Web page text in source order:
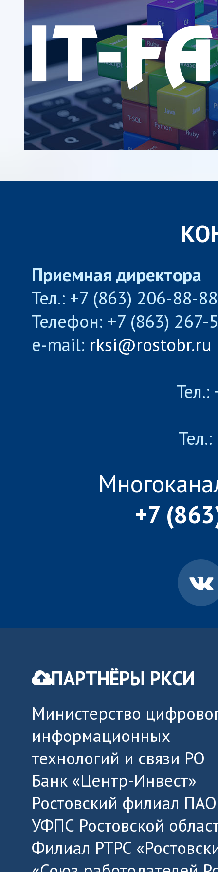
Приемная директора
Тел.: +7 (863) 206-88-
Телефон: +7 (863) 267-
e-mail: rksi@rostobr.ru
+7
ПАРТНЁРЫ РКСИ
Министерство
информационных
технологий и связи РО
Банк «Центр-Инвест»
Ростовский филиал
УФПС Ростовской
Филиал РТРС